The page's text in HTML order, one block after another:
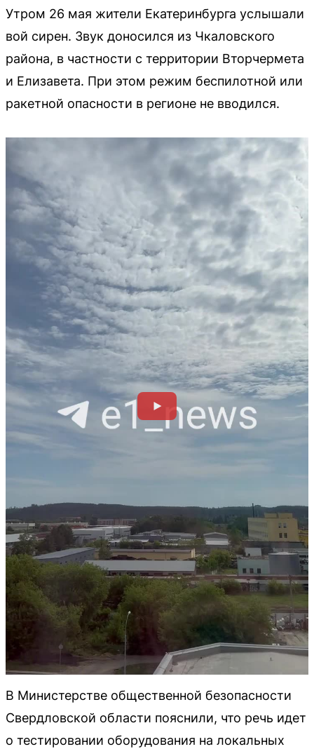
Утром 26 мая жители Екатеринбурга услышали
вой сирен. Звук доносился из Чкаловского
района, в частности с территории Вторчермета
и Елизавета. При этом режим беспилотной или
ракетной опасности в регионе не вводился.
В Министерстве общественной безопасности
Свердловской области пояснили, что речь идет
о тестировании оборудования на локальных